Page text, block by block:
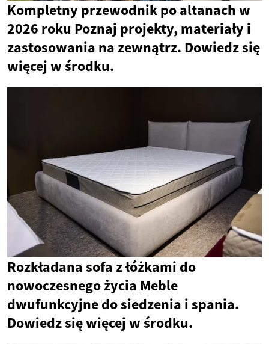
Kompletny przewodnik po altanach w
2026 roku Poznaj projekty, materiały i
zastosowania na zewnątrz. Dowiedz się
więcej w środku.
Rozkładana sofa z łóżkami do
nowoczesnego życia Meble
dwufunkcyjne do siedzenia i spania.
Dowiedz się więcej w środku.